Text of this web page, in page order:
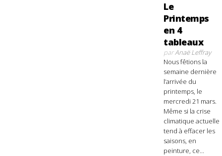
Le
Printemps
en 4
tableaux
parAnaë Leffray
Nous fêtions la
semaine dernière
l’arrivée du
printemps, le
mercredi 21 mars.
Même si la crise
climatique actuelle
tend à effacer les
saisons, en
peinture, ce...